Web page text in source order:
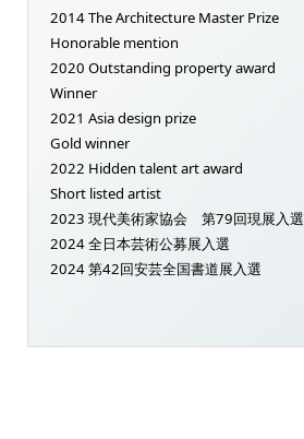
2014 The Architecture Master Prize
Honorable mention
2020 Outstanding property award
Winner
2021 Asia design prize
Gold winner
2022 Hidden talent art award
Short listed artist
2023 現代美術家協会 第79回現展入選
2024 全日本芸術公募展入選
2024 第42回安芸全国書道展入選